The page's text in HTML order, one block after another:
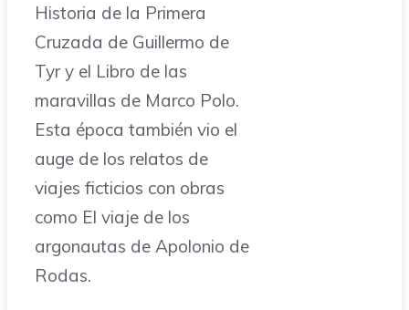
Historia de la Primera
Cruzada de Guillermo de
Tyr y el Libro de las
maravillas de Marco Polo.
Esta época también vio el
auge de los relatos de
viajes ficticios con obras
como El viaje de los
argonautas de Apolonio de
Rodas.